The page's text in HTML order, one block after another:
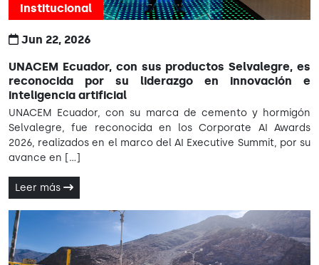
Institucional
Jun 22, 2026
UNACEM Ecuador, con sus productos Selvalegre, es
reconocida por su liderazgo en innovación e
inteligencia artificial
UNACEM Ecuador, con su marca de cemento y hormigón
Selvalegre, fue reconocida en los Corporate AI Awards
2026, realizados en el marco del AI Executive Summit, por su
avance en [...]
Leer más